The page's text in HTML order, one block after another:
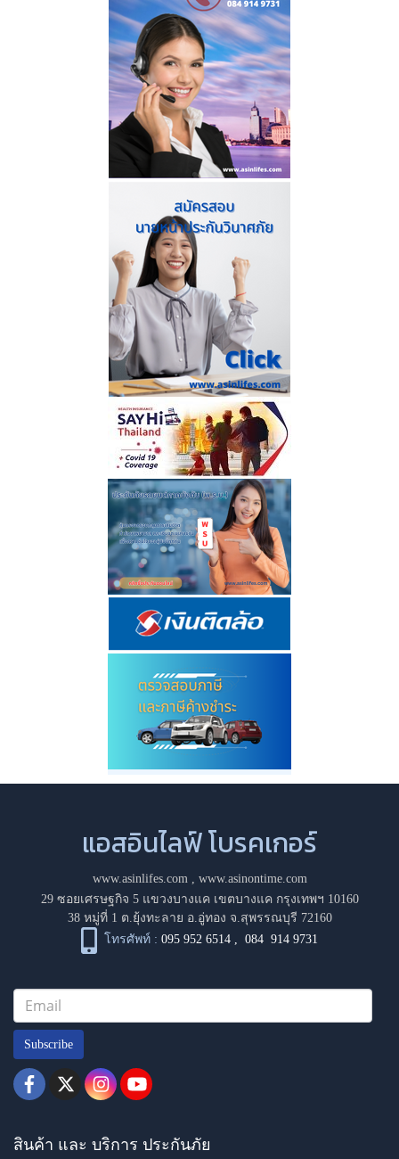
แอสอินไลฟ์ โบรคเกอร์
www.asinlifes.com, www.asinontime.com
29 ซอยเศรษฐกิจ 5 แขวงบางแค เขตบางแค กรุงเทพฯ 10160
38 หมู่ที่ 1 ต.ยุ้งทะลาย อ.อู่ทอง จ.สุพรรณบุรี 72160
โทรศัพท์ : 095 952 6514 ,084 914 9731
Subscribe
สินค้า และ บริการ ประกันภัย